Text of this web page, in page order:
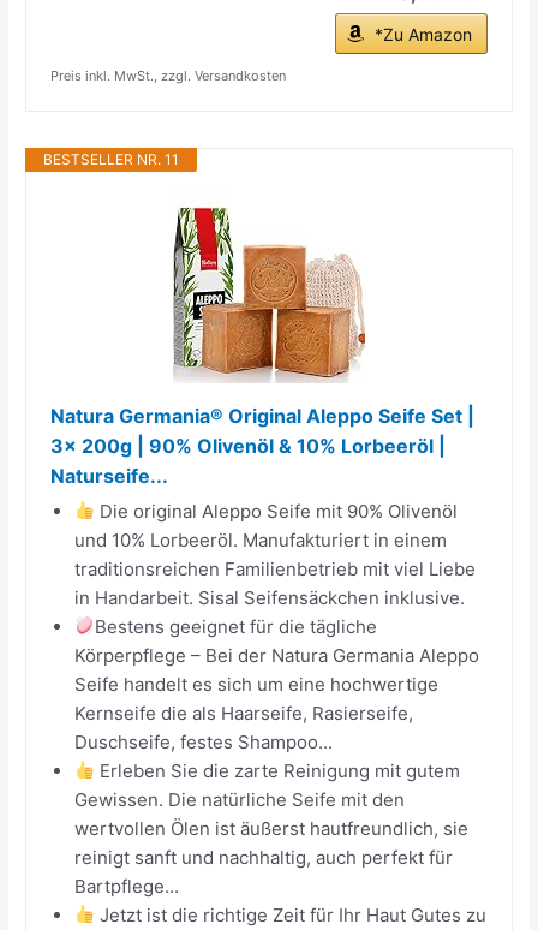
*Zu Amazon
Preis inkl. MwSt., zzgl. Versandkosten
BESTSELLER NR. 11
Natura Germania® Original Aleppo Seife Set |
3x 200g | 90% Olivenöl & 10% Lorbeeröl |
Naturseife...
Die original Aleppo Seife mit 90% Olivenöl
und 10% Lorbeeröl. Manufakturiert in einem
traditionsreichen Familienbetrieb mit viel Liebe
in Handarbeit. Sisal Seifensäckchen inklusive.
Bestens geeignet für die tägliche
Körperpflege – Bei der Natura Germania Aleppo
Seife handelt es sich um eine hochwertige
Kernseife die als Haarseife, Rasierseife,
Duschseife, festes Shampoo...
Erleben Sie die zarte Reinigung mit gutem
Gewissen. Die natürliche Seife mit den
wertvollen Ölen ist äußerst hautfreundlich, sie
reinigt sanft und nachhaltig, auch perfekt für
Bartpflege...
Jetzt ist die richtige Zeit für Ihr Haut Gutes zu